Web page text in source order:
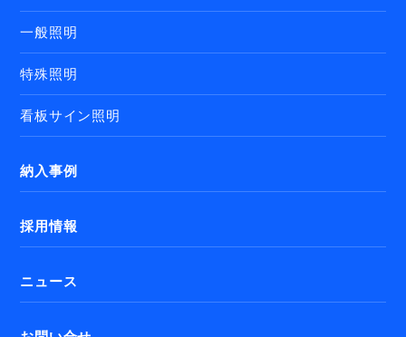
一般照明
特殊照明
看板サイン照明
納入事例
採用情報
ニュース